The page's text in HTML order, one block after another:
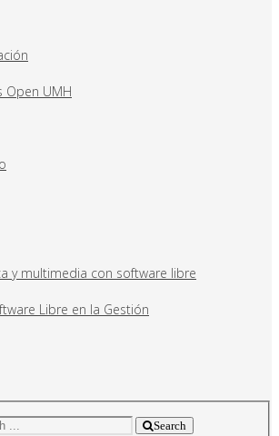
Open UMH
y multimedia con software libre
Libre en la Gestión
Search